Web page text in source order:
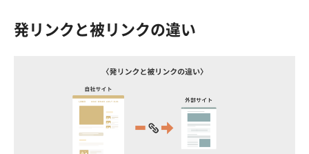
発リンクと被リンクの違い